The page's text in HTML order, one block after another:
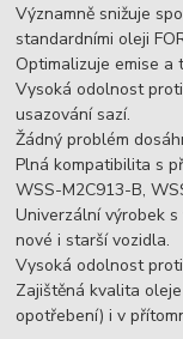
Významně snižuje
standardními oleji
Optimalizuje emise a
Vysoká odolnost
usazování sazí.
Žádný problém
Plná kompatibilita s
WSS-M2C913-B,
Univerzální výrobek
nové i starší vozidla.
Vysoká odolnost
Zajištěná kvalita
opotřebení) i v